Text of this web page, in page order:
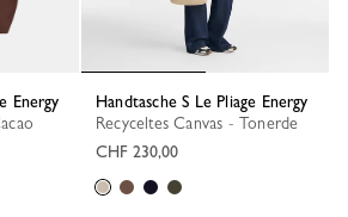
Energy
Handtasche S Le Pliage Energy
Recyceltes Canvas - Tonerde
CHF 230,00